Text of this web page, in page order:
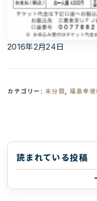
2016年2月24日
カテゴリー: 未分類, 福島孝
読まれている投稿